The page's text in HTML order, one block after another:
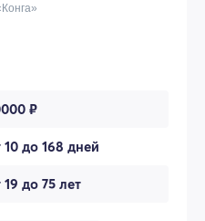
₽
10 до 168 дней
19 до 75 лет